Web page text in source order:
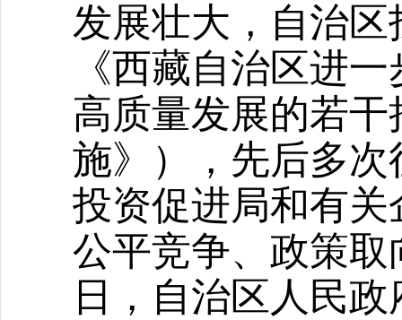
发展壮大，自治
《西藏自治区进
高质量发展的若
施》），先后多
投资促进局和有
公平竞争、政策
日，自治区人民